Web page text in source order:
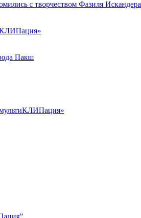
с творчеством Фазиля Искандера
Пакш
мультиКЛИПация»